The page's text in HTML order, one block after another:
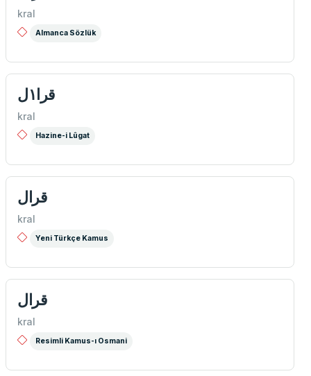
kral
Almanca Sözlük
قرا١ل
kral
Hazine-i Lûgat
قرال
kral
Yeni Türkçe Kamus
قرال
kral
Resimli Kamus-ı Osmani